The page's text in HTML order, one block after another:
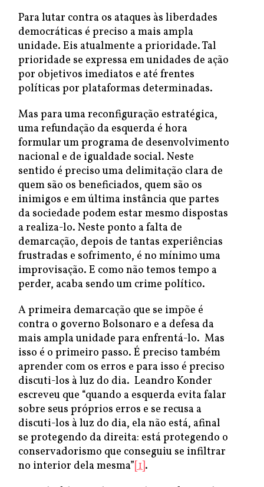
Para lutar contra os ataques às liberdades
democráticas é preciso a mais ampla
unidade. Eis atualmente a prioridade. Tal
prioridade se expressa em unidades de ação
por objetivos imediatos e até frentes
políticas por plataformas determinadas.
Mas para uma reconfiguração estratégica,
uma refundação da esquerda é hora
formular um programa de desenvolvimento
nacional e de igualdade social. Neste
sentido é preciso uma delimitação clara de
quem são os beneficiados, quem são os
inimigos e em última instância que partes
da sociedade podem estar mesmo dispostas
a realiza-lo. Neste ponto a falta de
demarcação, depois de tantas experiências
frustradas e sofrimento, é no mínimo uma
improvisação. E como não temos tempo a
perder, acaba sendo um crime político.
A primeira demarcação que se impõe é
contra o governo Bolsonaro e a defesa da
mais ampla unidade para enfrentá-lo. Mas
isso é o primeiro passo. É preciso também
aprender com os erros e para isso é preciso
discuti-los à luz do dia. Leandro Konder
escreveu que “quando a esquerda evita falar
sobre seus próprios erros e se recusa a
discuti-los à luz do dia, ela não está, afinal
se protegendo da direita: está protegendo o
conservadorismo que conseguiu se infiltrar
no interior dela mesma”[1].